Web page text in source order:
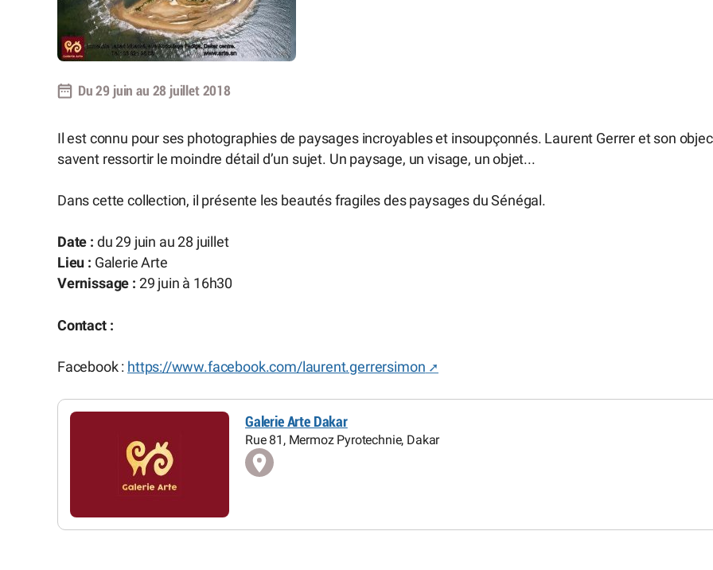
Du 29 juin au 28 juillet 2018
Il est connu pour ses photographies de paysages incroyables et insoupçonnés. Laurent Gerrer et son
savent ressortir le moindre détail d’un sujet. Un paysage, un visage, un objet...
Dans cette collection, il présente les beautés fragiles des paysages du Sénégal.
Date : du 29 juin au 28 juillet
Lieu : Galerie Arte
Vernissage : 29 juin à 16h30
Contact :
Facebook : https://www.facebook.com/laurent.gerrersimon
Galerie Arte Dakar
Rue 81, Mermoz Pyrotechnie, Dakar